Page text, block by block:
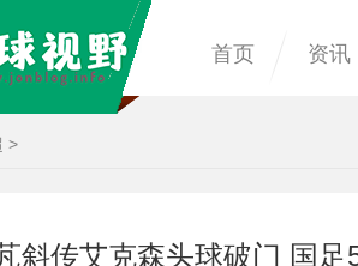
首页 资讯
>
斜传艾克森头球破门 国足